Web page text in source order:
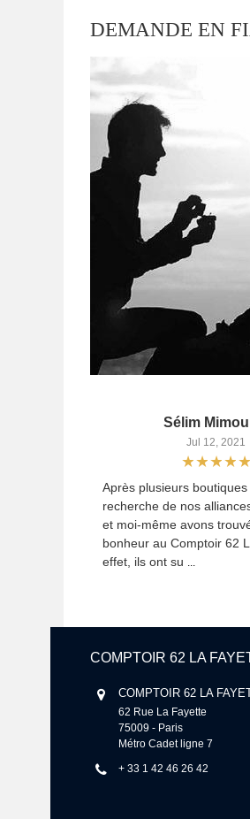
DEMANDE EN
Sélim
Jul 12, 2021
Après plusieurs
recherche de nos
et moi-même avons
bonheur au Comptoir 62
effet, ils ont su ...
COMPTOIR 62 LA
COMPTOIR 62 LA
62 Rue La Fayette
75009 - Paris
Métro Cadet ligne 7
+ 33 1 42 46 26 42